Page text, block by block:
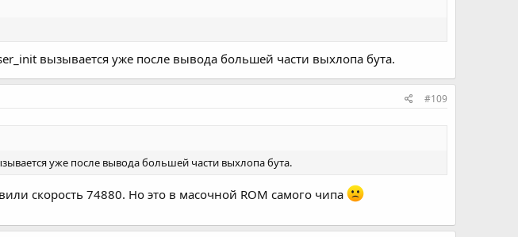
вызывается уже после вывода большей части выхлопа бута.
#109
уже после вывода большей части выхлопа бута.
скорость 74880. Но это в масочной ROM самого чипа